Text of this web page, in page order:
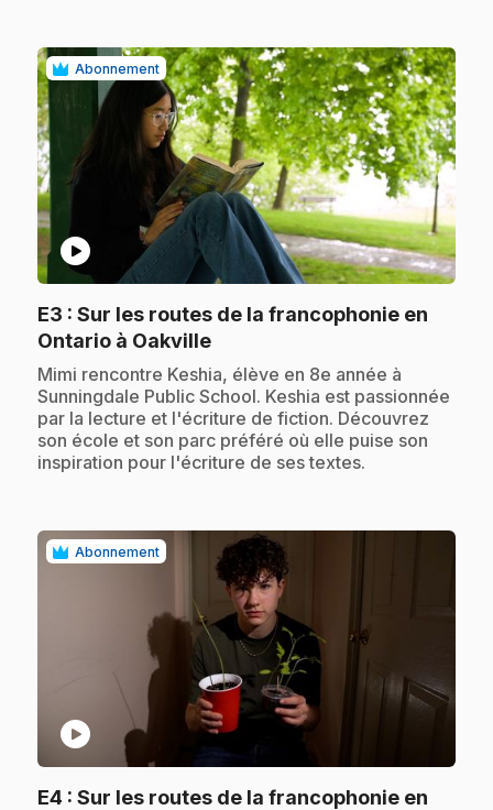
Abonnement
play_circle
E3 : Sur les routes de la francophonie en
Ontario à Oakville.
.Mimi rencontre Keshia, élève en 8e année à
Sunningdale Public School. Keshia est passionnée
par la lecture et l'écriture de fiction. Découvrez
son école et son parc préféré où elle puise son
inspiration pour l'écriture de ses textes.
Abonnement
play_circle
E4 : Sur les routes de la francophonie en